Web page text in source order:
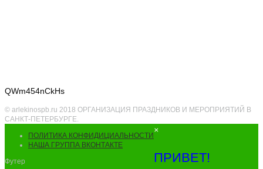
QWm454nCkHs
© arlekinospb.ru 2018 ОРГАНИЗАЦИЯ ПРАЗДНИКОВ И МЕРОПРИЯТИЙ В
САНКТ-ПЕТЕРБУРГЕ.
ПОЛИТИКА КОНФИДИЦИАЛЬНОСТИ
НАША ГРУППА ВКОНТАКТЕ
Футер
×
ПРИВЕТ!